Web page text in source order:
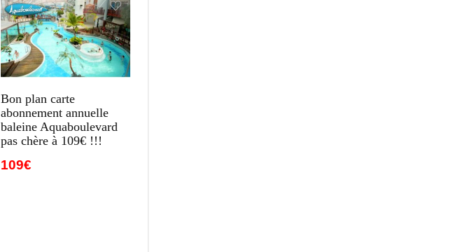
Bon plan carte
abonnement annuelle
baleine Aquaboulevard
pas chère à 109€ !!!
109€